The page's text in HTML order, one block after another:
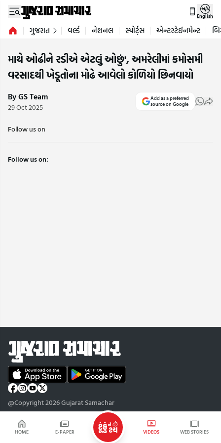
HOME E-PAPER VIDEOS WEB STORIES
English
ગુજરાત વર્લ્ડ નેશનલ સ્પોર્ટ્સ એન્ટરટેઈનમેન્ટ
માથે ઓઢીને રડીએ એટલું ઓછું', અમરેલીમાં કમોસમી
વરસાદથી ખેડૂતોના મોઢે આવેલો કોળિયો છિનવાયો
By GS Team
29 Oct 2025
Add as a preferred
source on Google
Follow us on
Follow us on:
@Copyright 2026 Gujarat Samachar